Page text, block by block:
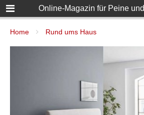
Online-Magazin für Peine
Home Rund ums Haus